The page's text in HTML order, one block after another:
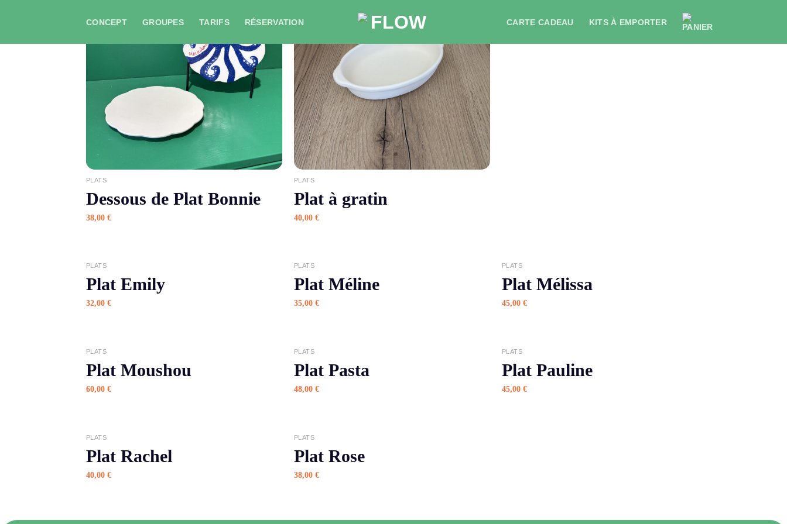
CONCEPT GROUPES TARIFS RÉSERVATION CARTE CADEAU KITS À EMPORTER
PLATS
Dessous de Plat Bonnie
38,00 €
PLATS
Plat à gratin
40,00 €
PLATS
Plat Emily
32,00 €
PLATS
Plat Méline
35,00 €
PLATS
Plat Mélissa
45,00 €
PLATS
Plat Moushou
60,00 €
PLATS
Plat Pasta
48,00 €
PLATS
Plat Pauline
45,00 €
PLATS
Plat Rachel
40,00 €
PLATS
Plat Rose
38,00 €